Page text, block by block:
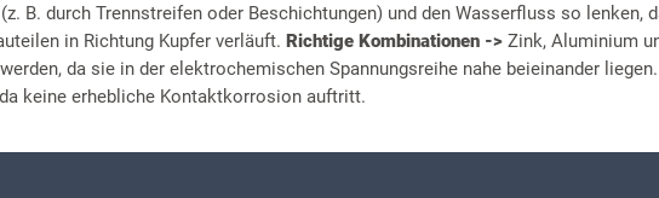
B. durch Trennstreifen oder Beschichtungen) und den Wasserfluss so lenken,
in Richtung Kupfer verläuft. Richtige Kombinationen -> Zink, Aluminium
da sie in der elektrochemischen Spannungsreihe nahe beieinander
keine erhebliche Kontaktkorrosion auftritt.